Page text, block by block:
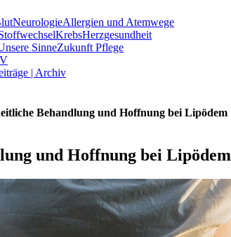
NeurologieAllergien und Atemwege
KrebsHerzgesundheit
SinneZukunft Pflege
| Archiv
Behandlung und Hoffnung bei Lipödem
und Hoffnung bei Lipödem